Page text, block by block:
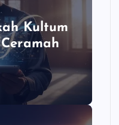
Kultum